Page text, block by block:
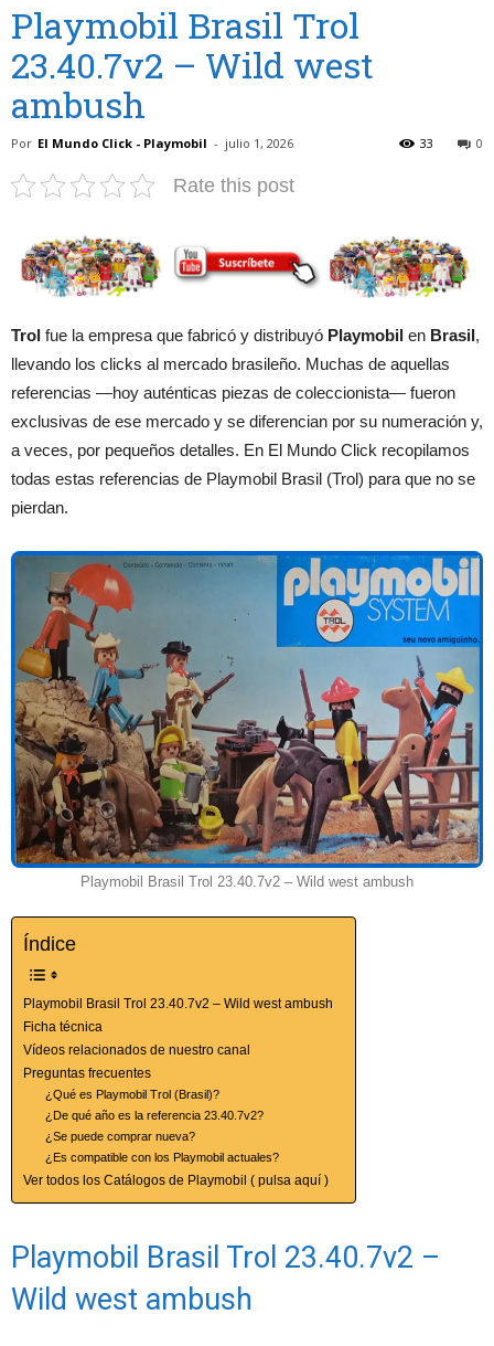
Playmobil Brasil Trol
23.40.7v2 – Wild west
ambush
Por El Mundo Click - Playmobil - julio 1, 2026 0
33
Rate this post
Trol fue la empresa que fabricó y distribuyó Playmobil en Brasil,
llevando los clicks al mercado brasileño. Muchas de aquellas
referencias —hoy auténticas piezas de coleccionista— fueron
exclusivas de ese mercado y se diferencian por su numeración y,
a veces, por pequeños detalles. En El Mundo Click recopilamos
todas estas referencias de Playmobil Brasil (Trol) para que no se
pierdan.
Playmobil Brasil Trol 23.40.7v2 – Wild west ambush
Índice
Playmobil Brasil Trol 23.40.7v2 – Wild west ambush
Ficha técnica
Vídeos relacionados de nuestro canal
Preguntas frecuentes
¿Qué es Playmobil Trol (Brasil)?
¿De qué año es la referencia 23.40.7v2?
¿Se puede comprar nueva?
¿Es compatible con los Playmobil actuales?
Ver todos los Catálogos de Playmobil ( pulsa aquí )
Playmobil Brasil Trol 23.40.7v2 –
Wild west ambush